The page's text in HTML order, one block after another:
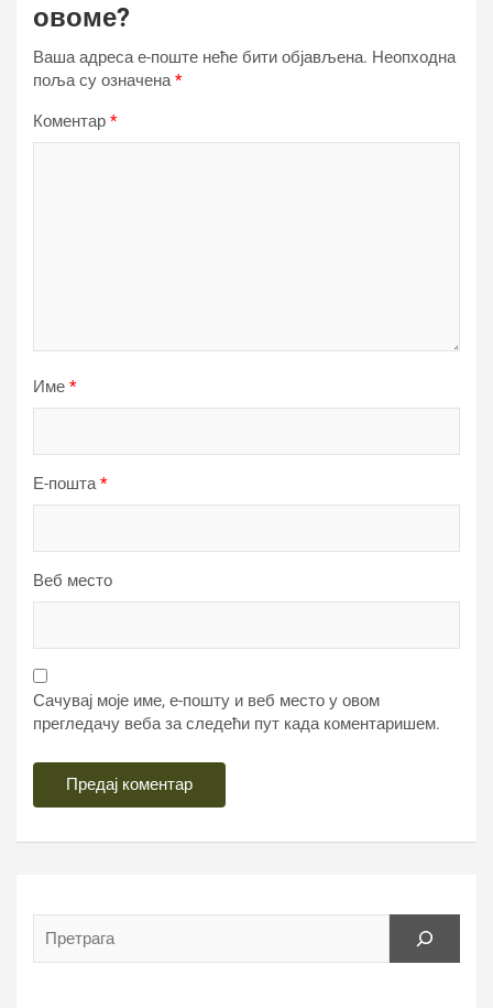
овоме?
Ваша адреса е-поште неће бити објављена. Неопходна
поља су означена*
Коментар *
Име *
Е-пошта*
Веб место
Сачувај моје име, е-пошту и веб место у овом
прегледачу веба за следећи пут када коментаришем.